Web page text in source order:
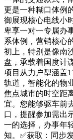
更是一种糊口体例
御展现核心电线小
卑享一对一专属办
系体例，营销核心
初上，特别是像南
盘，承载着国度计
项目从力户型涵盖
轨道，智能化的物
焦点城市的时空距
宜。您能够驱车前
口，提醒参加需出
一的选择，办事年
知。✅获取：同步